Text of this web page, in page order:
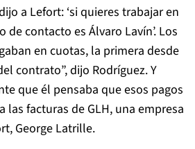
a Lefort: ‘si quieres trabajar en
contacto es Álvaro Lavín’. Los
en cuotas, la primera desde
contrato”, dijo Rodríguez. Y
que él pensaba que esos pagos
las facturas de GLH, una empresa
George Latrille.